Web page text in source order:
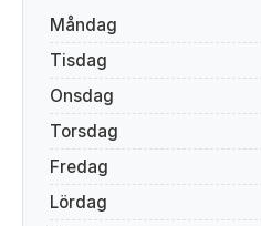
Måndag
Tisdag
Onsdag
Torsdag
Fredag
Lördag